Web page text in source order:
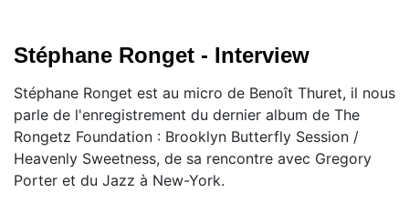
Stéphane Ronget - Interview
Stéphane Ronget est au micro de Benoît Thuret, il nous
parle de l'enregistrement du dernier album de The
Rongetz Foundation : Brooklyn Butterfly Session /
Heavenly Sweetness, de sa rencontre avec Gregory
Porter et du Jazz à New-York.